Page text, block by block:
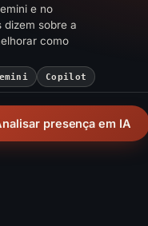
e no
dizem sobre a
como
Copilot
presença em IA